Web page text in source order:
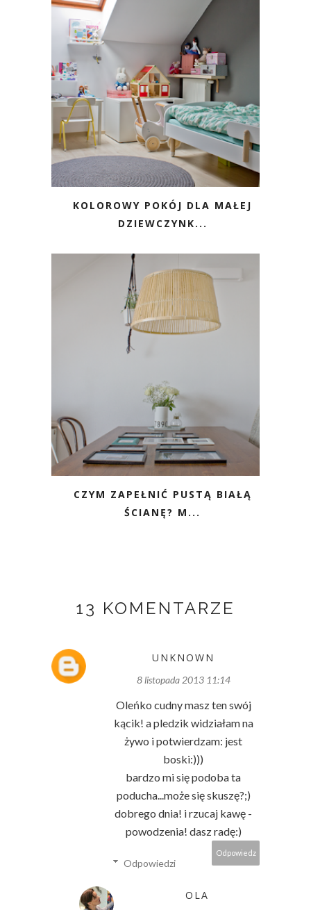
KOLOROWY POKÓJ DLA MAŁEJ
DZIEWCZYNK...
CZYM ZAPEŁNIĆ PUSTĄ BIAŁĄ
ŚCIANĘ? M...
13 KOMENTARZE
UNKNOWN
8 listopada 2013 11:14
Oleńko cudny masz ten swój
kącik! a pledzik widziałam na
żywo i potwierdzam: jest
boski:)))
bardzo mi się podoba ta
poducha...może się skuszę?;)
dobrego dnia! i rzucaj kawę -
powodzenia! dasz radę:)
Odpowiedz
Odpowiedzi
OLA